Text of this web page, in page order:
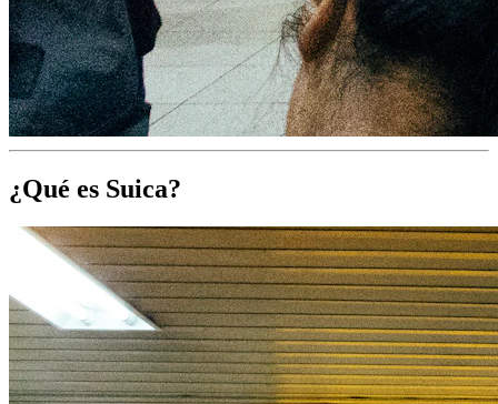
¿Qué es Suica?